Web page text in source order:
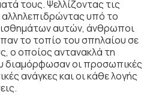
τους. Ψελλίζοντας τις
υπό το
αυτών, άνθρωποι
το τοπίο του σπηλαίου σε
ο οποίος αντανακλά τη
διαμόρφωσαν οι προσωπικές
ανάγκες και οι κάθε λογής